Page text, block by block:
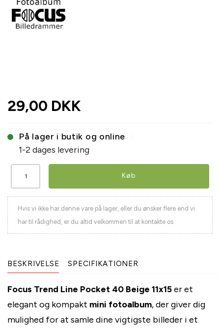
29,00 DKK
På lager i butik og online
1-2 dages levering
Køb
Hvis vi ikke har denne vare på lager, eller du ønsker flere end vi
har til rådighed, er du altid velkommen til at kontakte os
BESKRIVELSE SPECIFIKATIONER
Focus Trend Line Pocket 40 Beige 11x15er et
elegant og kompakt mini fotoalbum, der giver dig
mulighed for at samle dine vigtigste billeder i et